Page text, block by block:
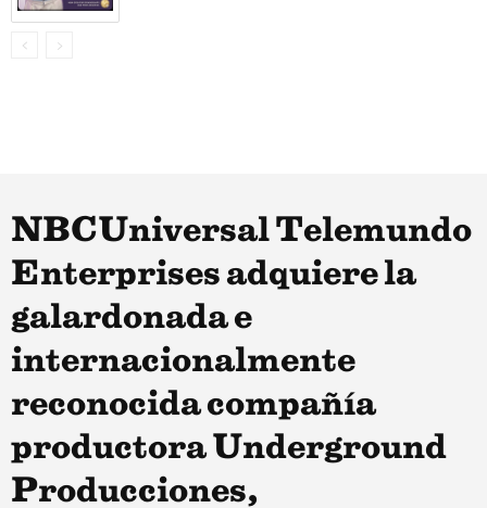
NBCUniversal Telemundo
Enterprises adquiere la
galardonada e
internacionalmente
reconocida compañía
productora Underground
Producciones,